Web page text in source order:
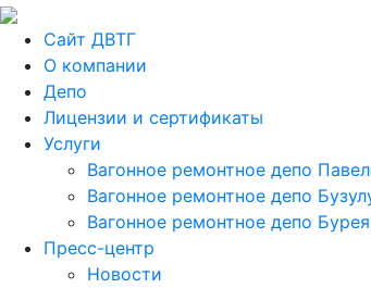
Сайт ДВТГ
О компании
Депо
Лицензии и сертификаты
Услуги
Вагонное ремонтное депо
Вагонное ремонтное депо
Вагонное ремонтное депо
Пресс-центр
Новости